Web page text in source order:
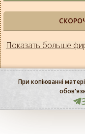
Показать больше
При копіюванні